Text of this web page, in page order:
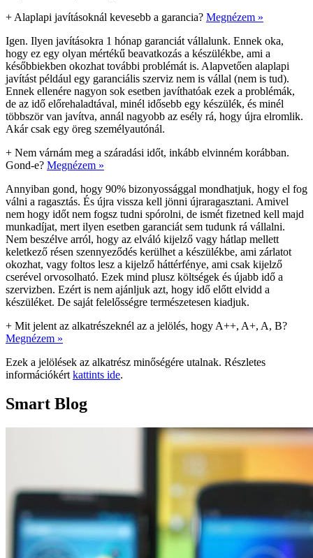
+ Alaplapi javításoknál kevesebb a garancia? Megnézem »
Igen. Ilyen javításokra 1 hónap garanciát vállalunk. Ennek oka,
hogy ez egy olyan mértékű beavatkozás a készülékbe, ami a
későbbiekben okozhat további problémát is. Alapvetően alaplapi
javítást például egy garanciális szerviz nem is vállal (nem is tud).
Ennek ellenére nagyon sok esetben javíthatóak ezek a problémák,
de az idő előrehaladtával, minél idősebb egy készülék, és minél
többször van javítva, annál nagyobb az esély rá, hogy újra elromlik.
Akár csak egy öreg személyautónál.
+ Nem várnám meg a száradási időt, inkább elvinném korábban.
Gond-e? Megnézem »
Annyiban gond, hogy 90% bizonyossággal mondhatjuk, hogy el fog
válni a ragasztás. És újra vissza kell jönni újraragasztani. Amivel
nem hogy időt nem fogsz tudni spórolni, de ismét fizetned kell majd
munkadíjat, mert ilyen esetben garanciát sem tudunk rá vállalni.
Nem beszélve arról, hogy az elváló kijelző vagy hátlap mellett
keletkező résen szennyeződés kerülhet a készülékbe, ami zárlatot
okozhat, vagy foltos lesz a kijelző háttérfénye, ami csak kijelző
cserével orvosolható. Ezek mind plusz költségek és újabb idő a
szervizben. Ezért is nem ajánljuk azt, hogy idő előtt elvidd a
készüléket. De saját felelősségre természetesen kiadjuk.
+ Mit jelent az alkatrészeknél az a jelölés, hogy A++, A+, A, B?
Megnézem »
Ezek a jelölések az alkatrész minőségére utalnak. Részletes
információkért kattints ide.
Smart Blog